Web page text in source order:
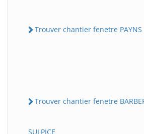
Trouver chantier fenetre PAYNS
Trouver chantier fenetre
SULPICE